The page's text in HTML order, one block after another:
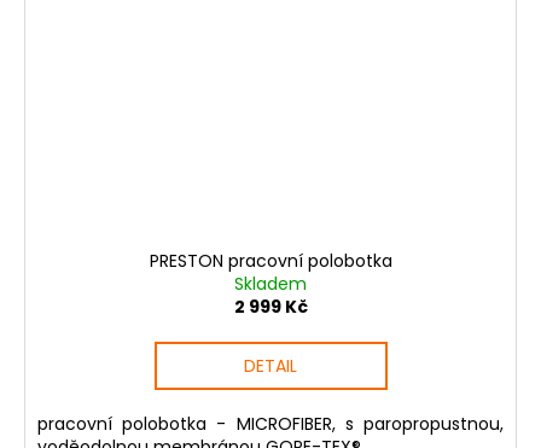
PRESTON pracovní polobotka
Skladem
2 999 Kč
DETAIL
pracovní polobotka - MICROFIBER, s paropropustnou,